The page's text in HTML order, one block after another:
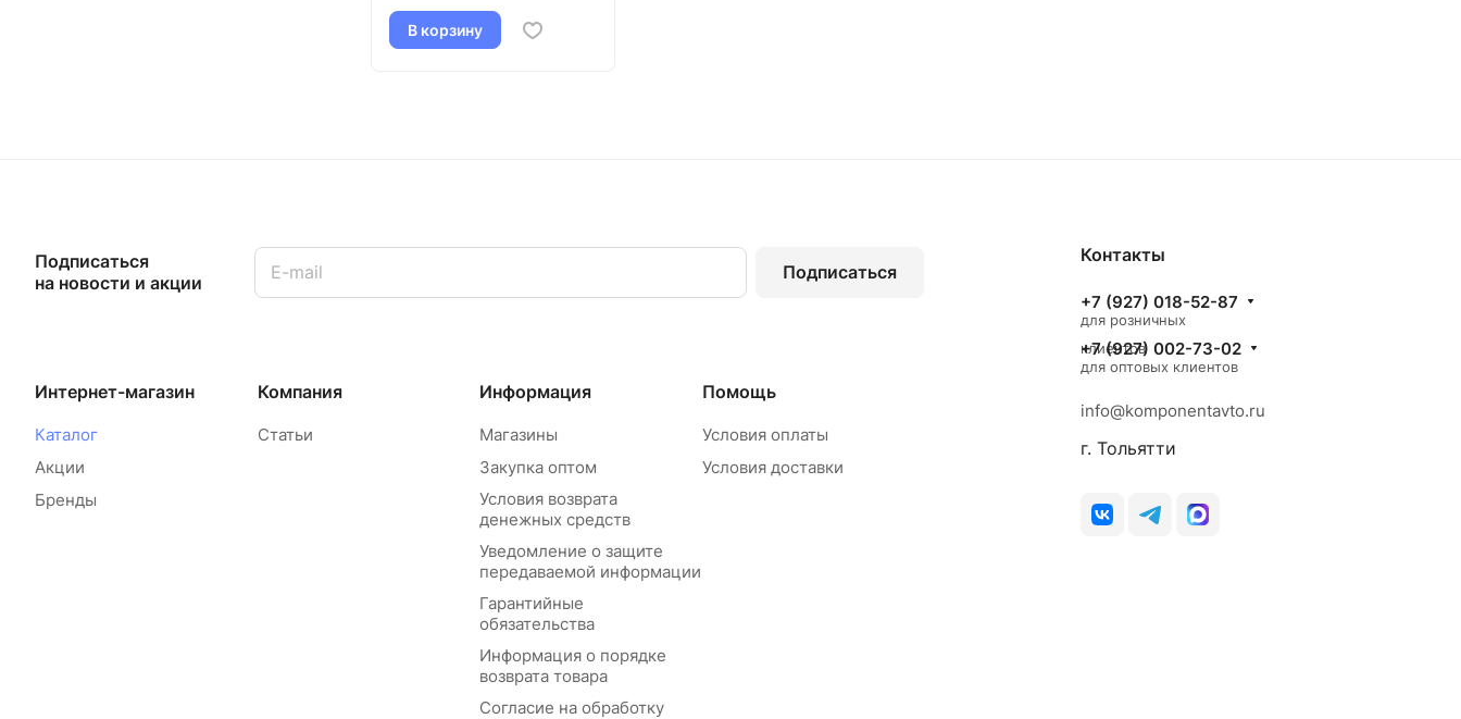
21099, 2110-2112, 2113-
2115, Нива 4х4
В корзину
Подписаться
на новости и акции
Подписаться
Интернет-магазин
Каталог
Акции
Бренды
Компания
Статьи
Информация
Магазины
Закупка оптом
Условия возврата
денежных средств
Уведомление о защите
передаваемой информации
Гарантийные
обязательства
Информация о порядке
возврата товара
Согласие на обработку
Помощь
Условия оплаты
Условия доставки
Контакты
+7 (927) 018-52-87
для розничных
клиентов
+7 (927) 002-73-02
для оптовых клиентов
info@komponentavto.ru
г. Тольятти